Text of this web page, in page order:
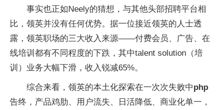
事实也正如Neely的猜想，与其他头部招聘平台相
比，领英并没有任何优势。据一位接近领英的人士透
露，领英职场的三大收入来源——付费会员、广告、在
线培训都有不同程度的下跌，其中talent solution（培
训）业务大幅下滑，收入锐减65%。
综合来看，领英的本土化探索在一次次失败中php
告终，产品鸡肋、用户流失、日活降低、商业化单一，